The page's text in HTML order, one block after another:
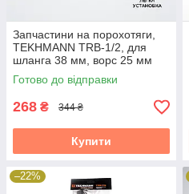
Запчастини на порохотяги,
TEKHMANN TRB-1/2, для
шланга 38 мм, ворс 25 мм
Готово до відправки
268 ₴ 344 ₴
Купити
–22%